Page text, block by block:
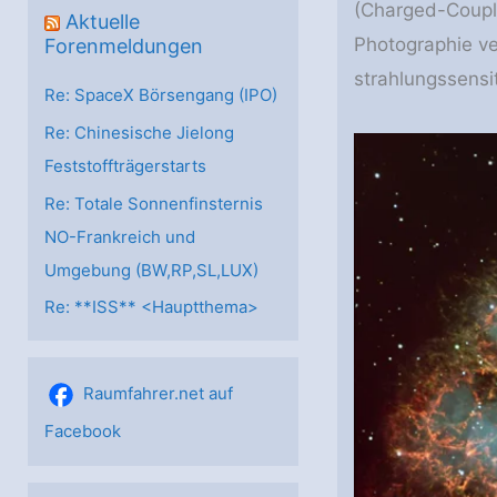
Aktuelle
Forenmeldungen
Re: SpaceX Börsengang (IPO)
Re: Chinesische Jielong
Feststoffträgerstarts
Re: Totale Sonnenfinsternis
NO-Frankreich und
Umgebung (BW,RP,SL,LUX)
Re: **ISS** <Hauptthema>
Raumfahrer.net auf
Facebook
(Charged-
Photographie